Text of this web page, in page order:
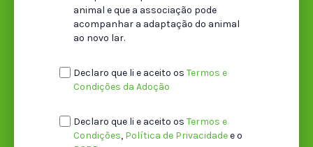
animal e que a associação pode
acompanhar a adaptação do animal
ao novo lar.
Declaro que li e aceito os Termos e
Condições da Adoção
Declaro que li e aceito os Termos e
Condições, Política de Privacidadee o